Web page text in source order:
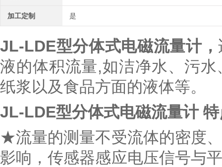
加工定制 是
JL-LDE型分体式电磁流量计，
液的体积流量,如洁净水、污
纸浆以及食品方面的液体等。
JL-LDE型分体式电磁流量计特
★流量的测量不受流体的密度
影响，传感器感应电压信号与